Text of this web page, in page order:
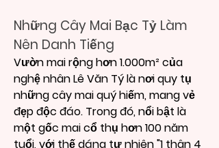
Những Cây Mai Bạc Tỷ Làm
Nên Danh Tiếng
Vườn mai rộng hơn 1.000m² của
nghệ nhân Lê Văn Tý là nơi quy tụ
những cây mai quý hiếm, mang vẻ
đẹp độc đáo. Trong đó, nổi bật là
một gốc mai cổ thụ hơn 100 năm
tuổi, với thế dáng tự nhiên "1 thân 4